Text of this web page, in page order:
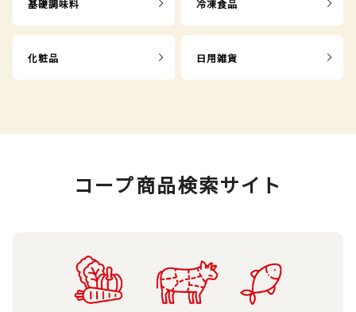
基礎調味料 冷凍食品
化粧品 日用雑貨
コープ商品検索サイト